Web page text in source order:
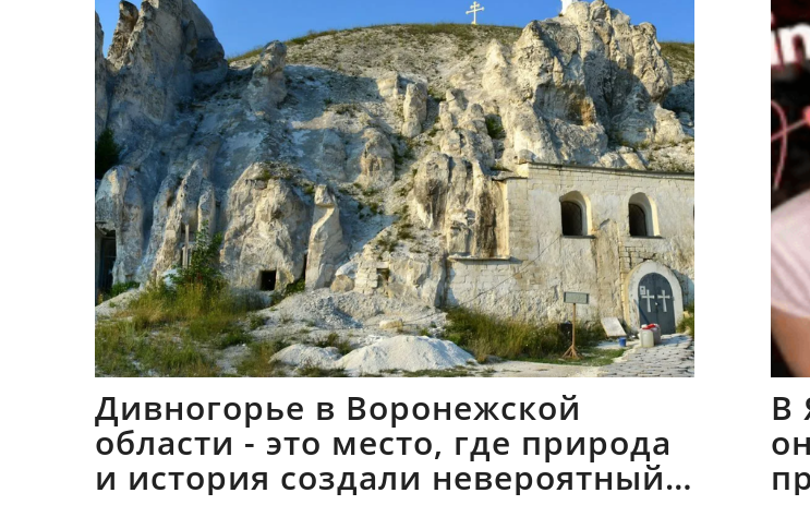
Дивногорье в Воронежской
области - это место, где природа
и история создали невероятный
В